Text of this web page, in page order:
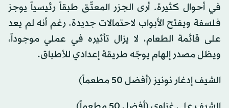
في أحوال كثيرة. أرى الجزر المعتّق طبقاً رئيسياً يوجز
فلسفة ويفتح الأبواب لاحتمالات جديدة. رغم أنه لم يعد
على قائمة الطعام، لا يزال تأثيره في عملي موجوداً،
ويظل مصدر إلهام يوجّه طريقة إعدادي للأطباق.
الشيف إدغار نونيز (أفضل 50 مطعماً)